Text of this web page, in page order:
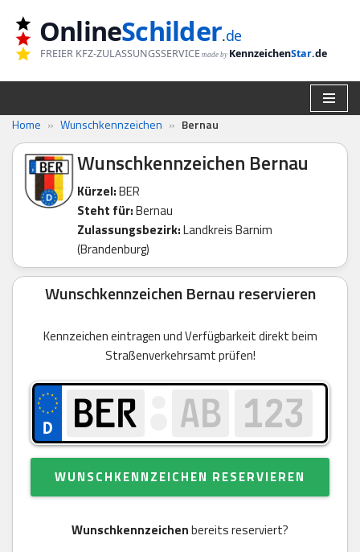
Zum
Inhalt
springen
OnlineSchilder.de
FREIER KFZ-ZULASSUNGSSERVICE made by KennzeichenStar.de
Home » Wunschkennzeichen » Bernau
Wunschkennzeichen Bernau
Kürzel:BER
Steht für:Bernau
Zulassungsbezirk:Landkreis Barnim
(Brandenburg)
Wunschkennzeichen Bernau reservieren
Kennzeichen eintragen und Verfügbarkeit direkt beim
Straßenverkehrsamt prüfen!
WUNSCHKENNZEICHEN RESERVIEREN
Wunschkennzeichenbereits reserviert?